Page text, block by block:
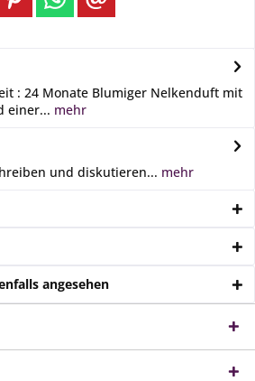
: 24 Monate Blumiger Nelkenduft mit
einer... mehr
und diskutieren... mehr
angesehen